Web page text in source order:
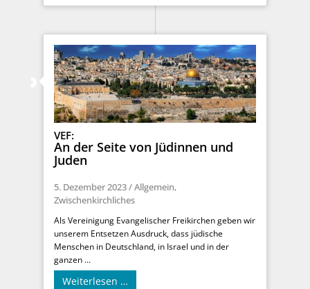
VEF:
An der Seite von Jüdinnen und
Juden
5. Dezember 2023/Allgemein,
Zwischenkirchliches
Als Vereinigung Evangelischer Freikirchen geben wir
unserem Entsetzen Ausdruck, dass jüdische
Menschen in Deutschland, in Israel und in der
ganzen ...
Weiterlesen …